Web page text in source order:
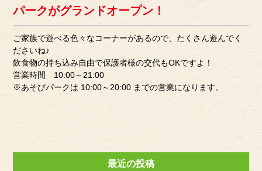
パークがグランドオープン！
ご家族で遊べる色々なコーナーがあるので、たくさん遊んでく
ださいね♪
飲食物の持ち込み自由で保護者様の交代もOKですよ！
営業時間 10:00～21:00
※あそびパークは 10:00～20:00 までの営業になります。
最近の投稿